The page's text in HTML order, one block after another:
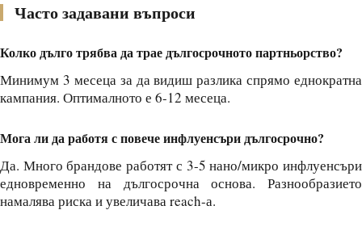
Часто задавани въпроси
Колко дълго трябва да трае дългосрочното партньорство?
Минимум 3 месеца за да видиш разлика спрямо еднократна
кампания. Оптималното е 6-12 месеца.
Мога ли да работя с повече инфлуенсъри дългосрочно?
Да. Много брандове работят с 3-5 нано/микро инфлуенсъри
едновременно на дългосрочна основа. Разнообразието
намалява риска и увеличава reach-а.